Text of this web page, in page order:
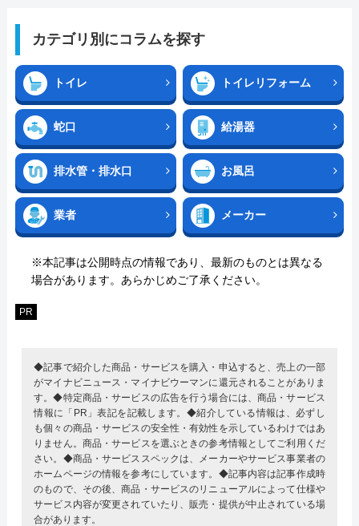
カテゴリ別にコラムを探す
トイレ トイレリフォーム
蛇口 給湯器
排水管・排水口 お風呂
業者 メーカー
※本記事は公開時点の情報であり、最新のものとは異なる
場合があります。あらかじめご了承ください。
PR
◆記事で紹介した商品・サービスを購入・申込すると、売上の一部
がマイナビニュース・マイナビウーマンに還元されることがありま
す。◆特定商品・サービスの広告を行う場合には、商品・サービス
情報に「PR」表記を記載します。◆紹介している情報は、必ずし
も個々の商品・サービスの安全性・有効性を示しているわけではあ
りません。商品・サービスを選ぶときの参考情報としてご利用くだ
さい。◆商品・サービススペックは、メーカーやサービス事業者の
ホームページの情報を参考にしています。◆記事内容は記事作成時
のもので、その後、商品・サービスのリニューアルによって仕様や
サービス内容が変更されていたり、販売・提供が中止されている場
合があります。